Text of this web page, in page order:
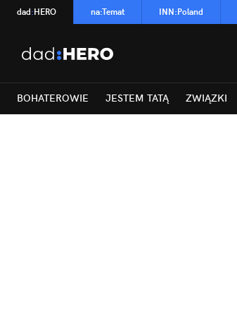
dad:HERO na:Temat INN:Poland
BOHATEROWIE JESTEM TATĄ ZWIĄZKI